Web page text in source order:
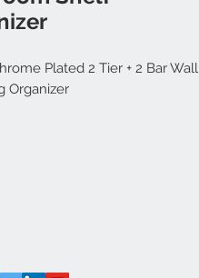
Plated 2 Tier + 2 Bar Wall
Organizer